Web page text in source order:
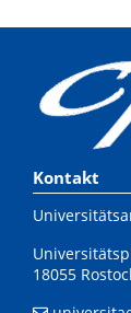
Kontakt
18055